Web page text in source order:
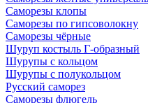
Саморезы клопы
Саморезы по гипсоволокну
Саморезы чёрные
Шуруп костыль Г-образный
Шурупы с кольцом
Шурупы с полукольцом
Русский саморез
Саморезы флюгель